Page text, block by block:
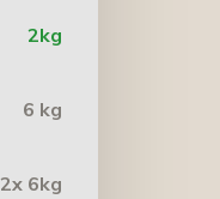
2kg
6 kg
2x 6kg